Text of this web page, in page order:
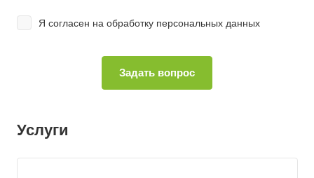
Я согласен на обработку персональных данных
Услуги